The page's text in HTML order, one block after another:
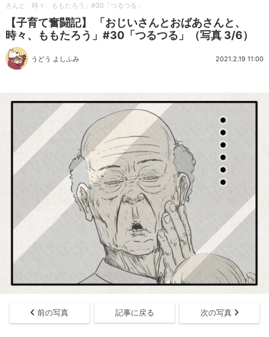
さんと、時々、ももたろう」#30「つるつる」
【子育て奮闘記】 「おじいさんとおばあさんと、
時々、ももたろう」#30「つるつる」（写真 3/6）
うどう よしふみ 2021.2.19 11:00
前の写真 記事に戻る 次の写真